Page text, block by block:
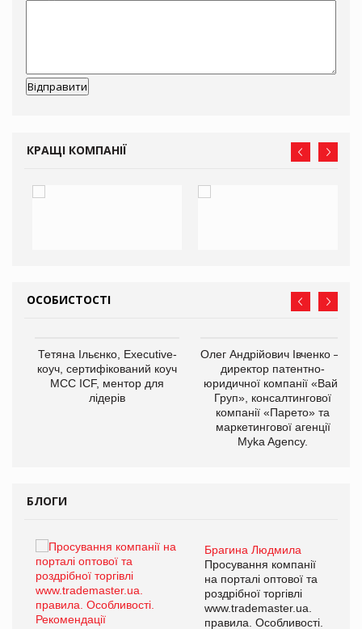
КРАЩІ КОМПАНІЇ
ОСОБИСТОСТІ
Тетяна Ільєнко, Executive-
коуч, сертифікований коуч
МСС ICF, ментор для
лідерів
Олег Андрійович Івченко —
директор патентно-
юридичної компанії «Вайз
Груп», консалтингової
компанії «Парето» та
маркетингової агенції
Myka Agency.
БЛОГИ
Брагина Людмила
Просування компанії
на порталі оптової та
роздрібної торгівлі
www.trademaster.ua.
правила. Особливості.